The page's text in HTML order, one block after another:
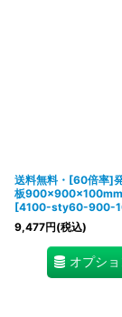
送料無料・[60倍率]
板900×900×100mm
[4100-sty60-900-
9,477円(税込)
オプシ